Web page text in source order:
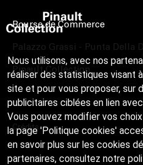
Bourse de Commerce
Palazzo Grassi - Punta Della
Pinault Collection
Crédits
Nous utilisons, avec nos
réaliser des statistiques visant
site et pour vous proposer, sur
publicitaires ciblées en lien
Vous pouvez modifier vos
la page 'Politique cookies'
en savoir plus sur les cookies
partenaires, consultez notre